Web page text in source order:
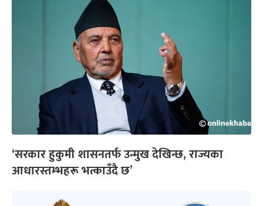
‘सरकार हुकुमी शासनतर्फ उन्मुख देखिन्छ, राज्यका
आधारस्तम्भहरू भत्काउँदै छ’